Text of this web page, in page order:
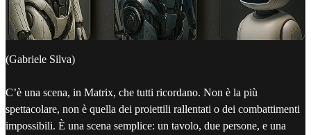
(Gabriele Silva)
C’è una scena, in Matrix, che tutti ricordano. Non è la più
spettacolare, non è quella dei proiettili rallentati o dei combattimenti
impossibili. È una scena semplice: un tavolo, due persone, e una